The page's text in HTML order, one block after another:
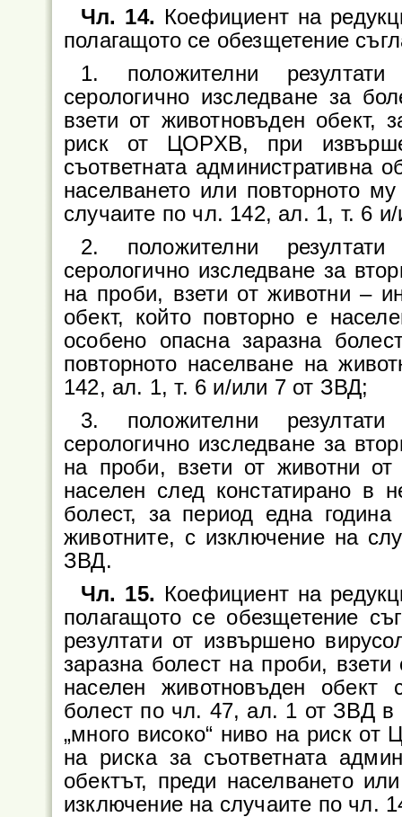
Чл. 14. Коефициент на
полагащото се обезщетение
1. положителни
серологично изследване за
взети от животновъден обект,
риск от ЦОРХВ, при
съответната административна
населването или повторното
случаите по чл. 142, ал. 1, т. 6
2. положителни
серологично изследване за
на проби, взети от животни –
обект, който повторно е
особено опасна заразна
повторното населване на
142, ал. 1, т. 6 и/или 7 от ЗВД;
3. положителни
серологично изследване за
на проби, взети от животни от
населен след констатирано в
болест, за период една
животните, с изключение на
ЗВД.
Чл. 15. Коефициент на
полагащото се обезщетение
резултати от извършено
заразна болест на проби,
населен животновъден обект
болест по чл. 47, ал. 1 от ЗВД в
„много високо“ ниво на риск
на риска за съответната
обектът, преди населването
изключение на случаите по чл.